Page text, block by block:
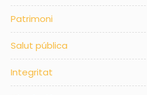
Patrimoni
Salut pública
Integritat